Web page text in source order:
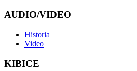
AUDIO/VIDEO
Historia
Video
KIBICE